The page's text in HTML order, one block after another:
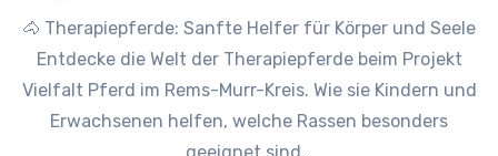
🐴 Therapiepferde: Sanfte Helfer für Körper und Seele
Entdecke die Welt der Therapiepferde beim Projekt
Vielfalt Pferd im Rems-Murr-Kreis. Wie sie Kindern und
Erwachsenen helfen, welche Rassen besonders